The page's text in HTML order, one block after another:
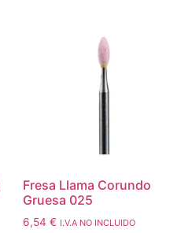
Fresa Llama Corundo
Gruesa 025
6,54 € I.V.A NO INCLUIDO